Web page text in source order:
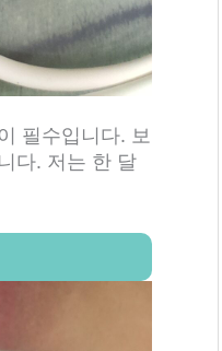
필수입니다. 보
다. 저는 한 달